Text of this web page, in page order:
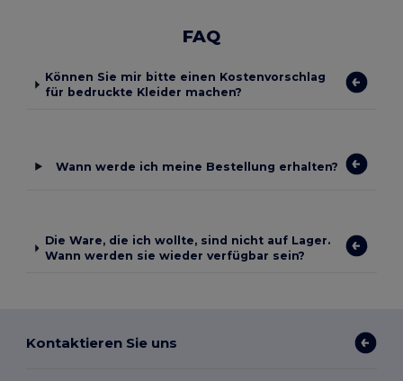
FAQ
Können Sie mir bitte einen Kostenvorschlag
für bedruckte Kleider machen?
Wann werde ich meine Bestellung erhalten?
Die Ware, die ich wollte, sind nicht auf Lager.
Wann werden sie wieder verfügbar sein?
Kontaktieren Sie uns